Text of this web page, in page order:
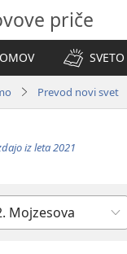
priče
Prevod novi svet
iz leta 2021